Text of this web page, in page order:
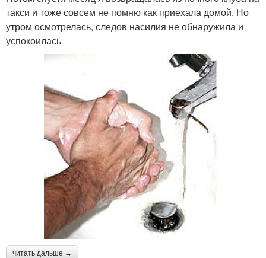
такси и тоже совсем не помню как приехала домой. Но
утром осмотрелась, следов насилия не обнаружила и
успокоилась
читать дальше →